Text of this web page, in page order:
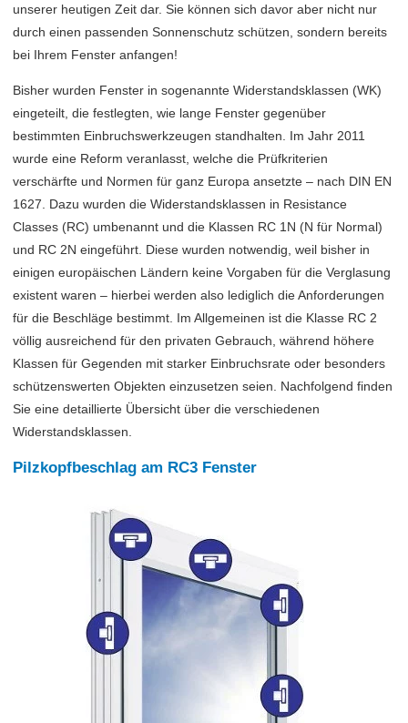
unserer heutigen Zeit dar. Sie können sich davor aber nicht nur
durch einen passenden Sonnenschutz schützen, sondern bereits
bei Ihrem Fenster anfangen!
Bisher wurden Fenster in sogenannte Widerstandsklassen (WK)
eingeteilt, die festlegten, wie lange Fenster gegenüber
bestimmten Einbruchswerkzeugen standhalten. Im Jahr 2011
wurde eine Reform veranlasst, welche die Prüfkriterien
verschärfte und Normen für ganz Europa ansetzte – nach DIN EN
1627. Dazu wurden die Widerstandsklassen in Resistance
Classes (RC) umbenannt und die Klassen RC 1N (N für Normal)
und RC 2N eingeführt. Diese wurden notwendig, weil bisher in
einigen europäischen Ländern keine Vorgaben für die Verglasung
existent waren – hierbei werden also lediglich die Anforderungen
für die Beschläge bestimmt. Im Allgemeinen ist die Klasse RC 2
völlig ausreichend für den privaten Gebrauch, während höhere
Klassen für Gegenden mit starker Einbruchsrate oder besonders
schützenswerten Objekten einzusetzen seien. Nachfolgend finden
Sie eine detaillierte Übersicht über die verschiedenen
Widerstandsklassen.
Pilzkopfbeschlag am RC3 Fenster